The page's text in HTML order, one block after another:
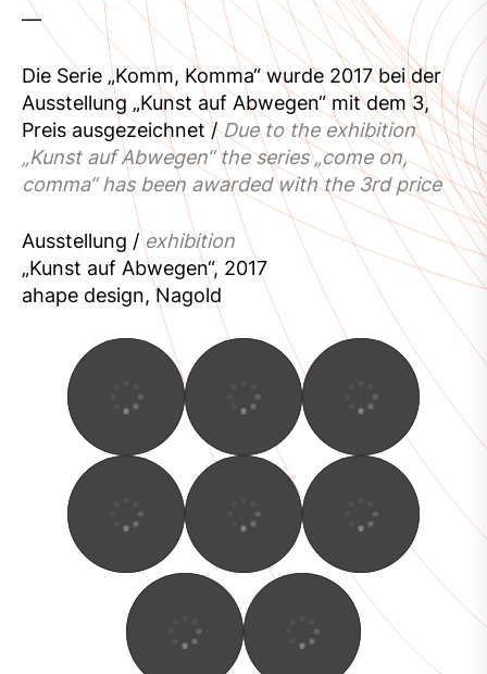
—
Die Serie „Komm, Komma“ wurde 2017 bei der
Ausstellung „Kunst auf Abwegen“ mit dem 3,
Preis ausgezeichnet /Due to the exhibition
„Kunst auf Abwegen“ the series „come on,
comma“ has been awarded with the 3rd price
Ausstellung /exhibition
„Kunst auf Abwegen“, 2017
ahape design, Nagold